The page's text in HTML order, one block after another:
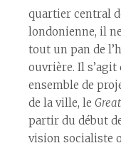
quartier central
londonienne, il
tout un pan de
ouvrière. Il
ensemble de
de la ville, le
partir du début
vision socialiste